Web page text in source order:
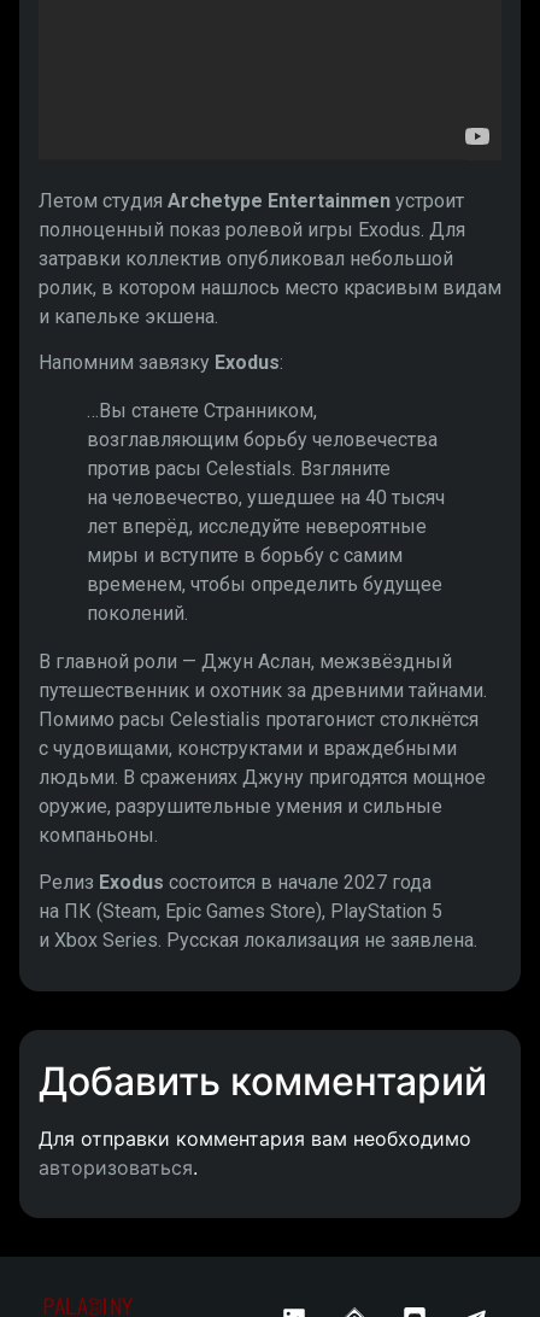
Летом студия Archetype Entertainmen устроит
полноценный показ ролевой игры Exodus. Для
затравки коллектив опубликовал небольшой
ролик, в котором нашлось место красивым видам
и капельке экшена.
Напомним завязку Exodus:
…Вы станете Странником,
возглавляющим борьбу человечества
против расы Celestials. Взгляните
на человечество, ушедшее на 40 тысяч
лет вперёд, исследуйте невероятные
миры и вступите в борьбу с самим
временем, чтобы определить будущее
поколений.
В главной роли — Джун Аслан, межзвёздный
путешественник и охотник за древними тайнами.
Помимо расы Celestialis протагонист столкнётся
с чудовищами, конструктами и враждебными
людьми. В сражениях Джуну пригодятся мощное
оружие, разрушительные умения и сильные
компаньоны.
Релиз Exodus состоится в начале 2027 года
на ПК (Steam, Epic Games Store), PlayStation 5
и Xbox Series. Русская локализация не заявлена.
Добавить комментарий
Для отправки комментария вам необходимо
авторизоваться.